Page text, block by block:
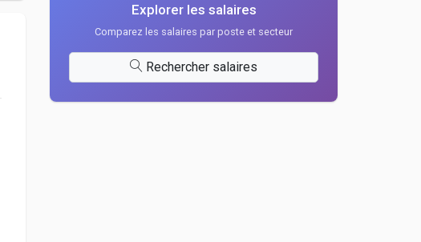
Explorer les salaires
Comparez les salaires par poste et secteur
Rechercher salaires